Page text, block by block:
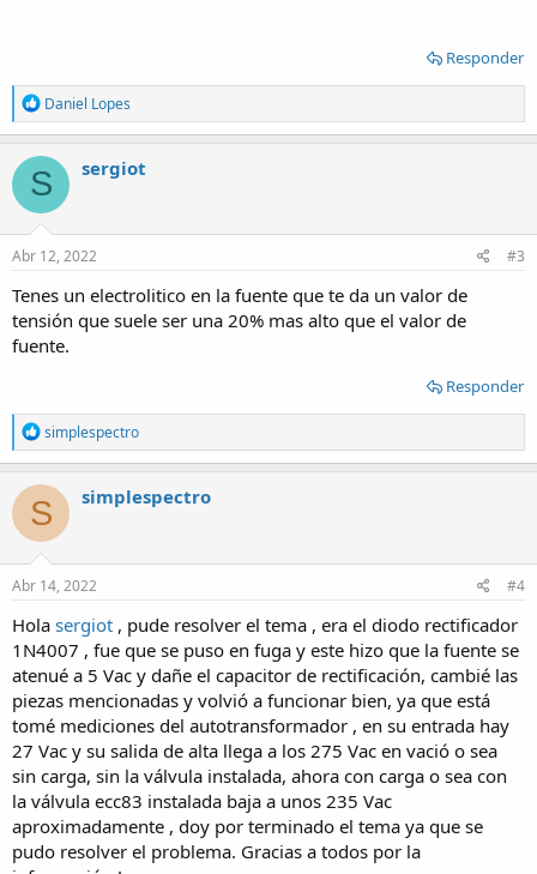
Responder
R
e
a
c
t
i
o
n
s
Daniel Lopes
S sergiot
Abr 12, 2022 #3
Tenes un electrolitico en la fuente que te da un valor de
tensión que suele ser una 20% mas alto que el valor de
fuente.
Responder
R
e
a
c
t
i
o
n
s
simplespectro
S simplespectro
Abr 14, 2022 #4
Hola sergiot , pude resolver el tema , era el diodo rectificador
1N4007 , fue que se puso en fuga y este hizo que la fuente se
atenué a 5 Vac y dañe el capacitor de rectificación, cambié las
piezas mencionadas y volvió a funcionar bien, ya que está
tomé mediciones del autotransformador , en su entrada hay
27 Vac y su salida de alta llega a los 275 Vac en vació o sea
sin carga, sin la válvula instalada, ahora con carga o sea con
la válvula ecc83 instalada baja a unos 235 Vac
aproximadamente , doy por terminado el tema ya que se
pudo resolver el problema. Gracias a todos por la